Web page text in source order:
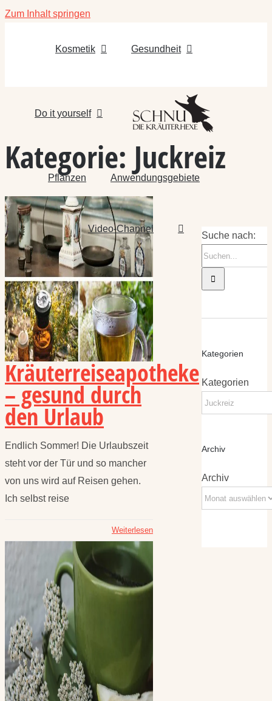
Zum Inhalt springen
Kosmetik Gesundheit
Do it yourself
Pflanzen Anwendungsgebiete
Video-Channel
Kategorie: Juckreiz
Kräuterreiseapotheke
– gesund durch
den Urlaub
Endlich Sommer! Die Urlaubszeit
steht vor der Tür und so mancher
von uns wird auf Reisen gehen.
Ich selbst reise
Weiterlesen
Suche nach:
Kategorien
Kategorien
Archiv
Archiv